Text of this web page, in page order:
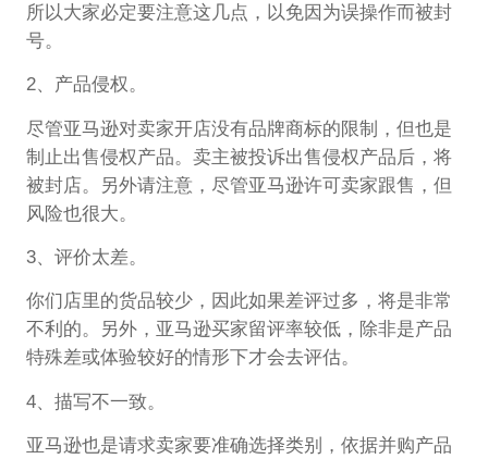
所以大家必定要注意这几点，以免因为误操作而被封
号。
2、产品侵权。
尽管亚马逊对卖家开店没有品牌商标的限制，但也是
制止出售侵权产品。卖主被投诉出售侵权产品后，将
被封店。另外请注意，尽管亚马逊许可卖家跟售，但
风险也很大。
3、评价太差。
你们店里的货品较少，因此如果差评过多，将是非常
不利的。另外，亚马逊买家留评率较低，除非是产品
特殊差或体验较好的情形下才会去评估。
4、描写不一致。
亚马逊也是请求卖家要准确选择类别，依据并购产品